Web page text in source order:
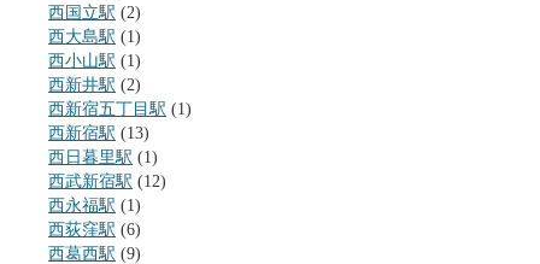
西国立駅 (2)
西大島駅 (1)
西小山駅 (1)
西新井駅 (2)
西新宿五丁目駅 (1)
西新宿駅 (13)
西日暮里駅 (1)
西武新宿駅 (12)
西永福駅 (1)
西荻窪駅 (6)
西葛西駅 (9)